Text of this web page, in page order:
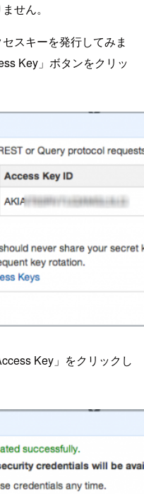
せん。
スキーを発行してみま
Key」ボタンをクリッ
Key」をクリックし